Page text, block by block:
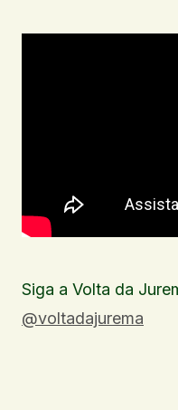
Siga a Volta da
@voltadajurema